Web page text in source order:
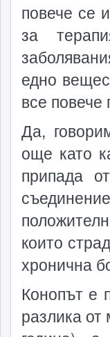
повече се
за
едно
все повече
Да,
още като
припада
които
хронична
Конопът е
разлика от